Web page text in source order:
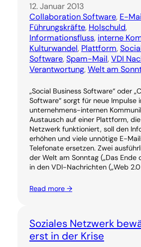
12. Januar 2013
Collaboration Software, E-
Führungskräfte, Holschuld,
Informationsfluss, interne
Kulturwandel, Plattform,
Software, Spam-Mail, VDI
Verantwortung, Welt am
„Social Business Software“ oder
Software“ sorgt für neue Impulse
unternehmens-internen
Austausch auf einer Plattform,
Netzwerk funktioniert, soll den
erhöhen und viele unnötige E-
Telefonate ersetzen. Zwei
der Welt am Sonntag („Das Ende
in den VDI-Nachrichten („Web
Read more →
Soziales Netzwerk
erst in der Krise